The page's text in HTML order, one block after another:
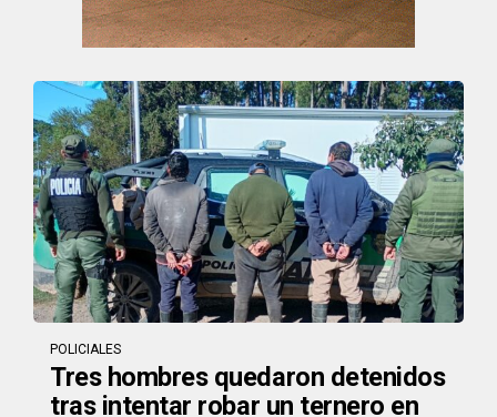
POLICIALES
Tres hombres quedaron detenidos
tras intentar robar un ternero en